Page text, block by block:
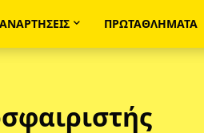
ΠΡΩΤΑΘΛΗΜΑΤΑ